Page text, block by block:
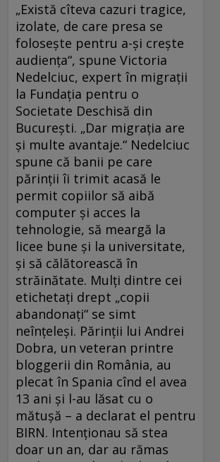
„Există cîteva cazuri tragice,
izolate, de care presa se
foloseşte pentru a-şi creşte
audienţa“, spune Victoria
Nedelciuc, expert în migraţii
la Fundaţia pentru o
Societate Deschisă din
Bucureşti. „Dar migraţia are
şi multe avantaje.“ Nedelciuc
spune că banii pe care
părinţii îi trimit acasă le
permit copiilor să aibă
computer şi acces la
tehnologie, să meargă la
licee bune şi la universitate,
şi să călătorească în
străinătate. Mulţi dintre cei
etichetaţi drept „copii
abandonaţi“ se simt
neînţeleşi. Părinţii lui Andrei
Dobra, un veteran printre
bloggerii din România, au
plecat în Spania cînd el avea
13 ani şi l-au lăsat cu o
mătuşă – a declarat el pentru
BIRN. Intenţionau să stea
doar un an, dar au rămas